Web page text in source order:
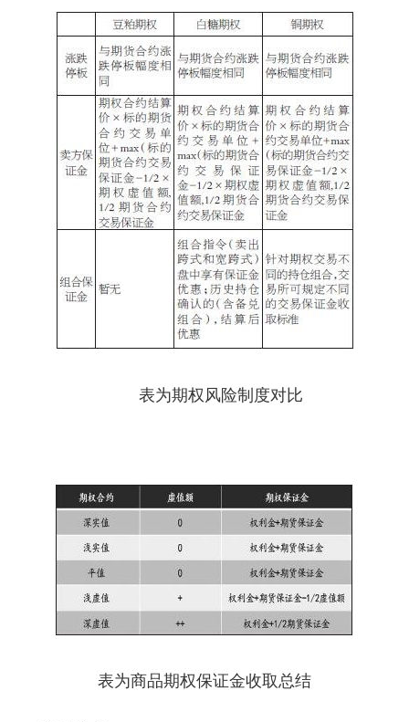
表为期权风险制度对比
表为商品期权保证金收取总结